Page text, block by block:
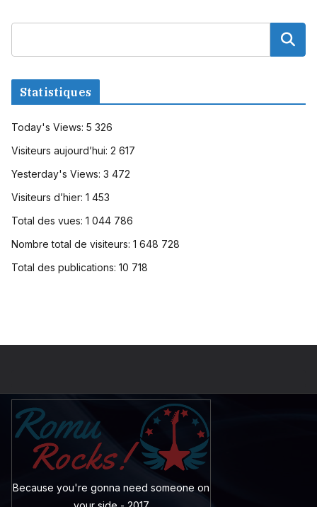
Statistiques
Today's Views: 5 326
Visiteurs aujourd’hui: 2 617
Yesterday's Views: 3 472
Visiteurs d’hier: 1 453
Total des vues: 1 044 786
Nombre total de visiteurs: 1 648 728
Total des publications: 10 718
Because you're gonna need someone on